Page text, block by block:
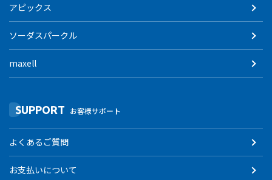
アピックス
ソーダスパークル
maxell
SUPPORT お客様サポート
よくあるご質問
お支払いについて